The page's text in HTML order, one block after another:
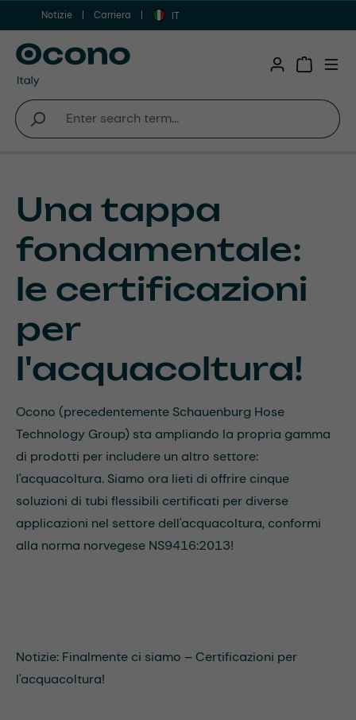
Vai al contenuto principale
Notizie Carriera IT
Una tappa
fondamentale:
le certificazioni
per
l'acquacoltura!
Ocono (precedentemente Schauenburg Hose
Technology Group) sta ampliando la propria gamma
di prodotti per includere un altro settore:
l'acquacoltura. Siamo ora lieti di offrire cinque
soluzioni di tubi flessibili certificati per diverse
applicazioni nel settore dell'acquacoltura, conformi
alla norma norvegese NS9416:2013!
Notizie: Finalmente ci siamo – Certificazioni per
l'acquacoltura!